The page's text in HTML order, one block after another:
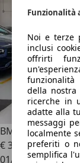
BMW X5XDRIVE
€ 34.9001
01/2021
Funzionalità
Noi e terze
inclusi
offrirti
funzionalità
della
ricerche in
adatte alla
messaggi
localmente
preferiti o
semplifica